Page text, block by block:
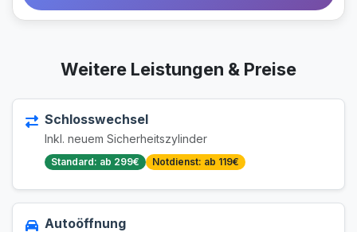
Weitere Leistungen & Preise
Schlosswechsel
Inkl. neuem Sicherheitszylinder
Standard: ab 299€ Notdienst: ab 119€
Autoöffnung